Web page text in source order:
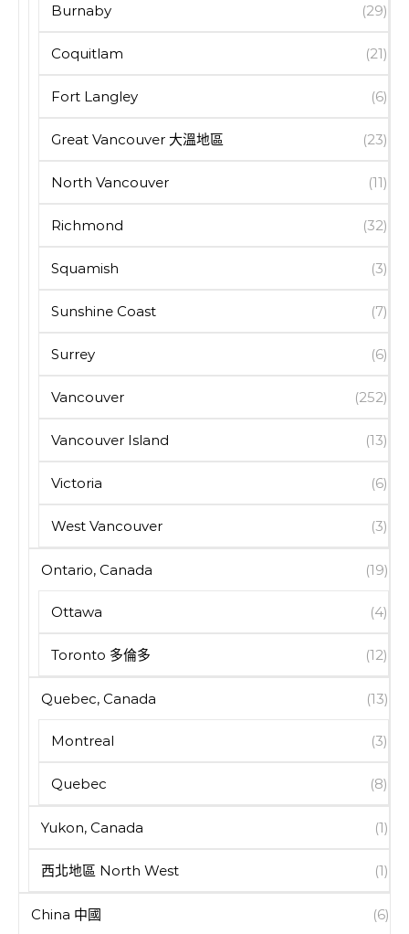
Burnaby (29)
Coquitlam (21)
Fort Langley (6)
Great Vancouver 大溫地區 (23)
North Vancouver (11)
Richmond (32)
Squamish (3)
Sunshine Coast (7)
Surrey (6)
Vancouver (252)
Vancouver Island (13)
Victoria (6)
West Vancouver (3)
Ontario, Canada (19)
Ottawa (4)
Toronto 多倫多 (12)
Quebec, Canada (13)
Montreal (3)
Quebec (8)
Yukon, Canada (1)
西北地區 North West (1)
China 中國 (6)